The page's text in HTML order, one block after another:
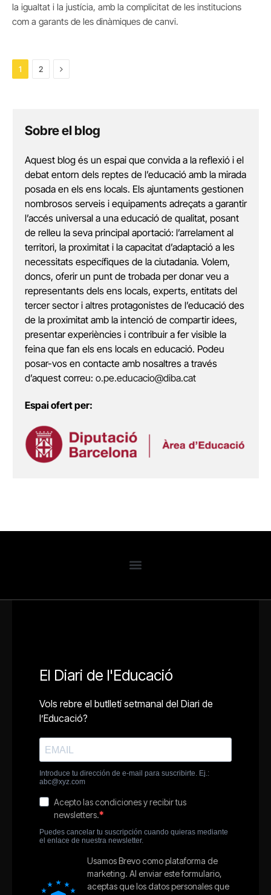
la igualtat i la justícia, amb la complicitat de les institucions
com a garants de les dinàmiques de canvi.
1 2 Next
Sobre el blog
Aquest blog és un espai que convida a la reflexió i el
debat entorn dels reptes de l’educació amb la mirada
posada en els ens locals. Els ajuntaments gestionen
nombrosos serveis i equipaments adreçats a garantir
l’accés universal a una educació de qualitat, posant
de relleu la seva principal aportació: l’arrelament al
territori, la proximitat i la capacitat d’adaptació a les
necessitats específiques de la ciutadania. Volem,
doncs, oferir un punt de trobada per donar veu a
representants dels ens locals, experts, entitats del
tercer sector i altres protagonistes de l’educació des
de la proximitat amb la intenció de compartir idees,
presentar experiències i contribuir a fer visible la
feina que fan els ens locals en educació. Podeu
posar-vos en contacte amb nosaltres a través
d’aquest correu: o.pe.educacio@diba.cat
Espai ofert per: